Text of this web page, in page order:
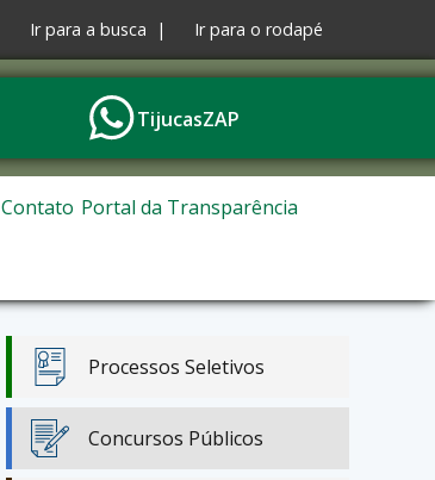
Ir para a busca | Ir para o rodapé
TijucasZAP
Contato Portal da Transparência
Processos Seletivos
Concursos Públicos